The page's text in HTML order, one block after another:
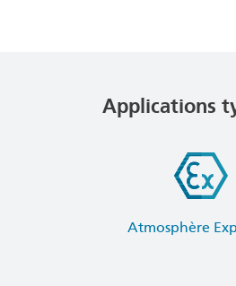
Applications
Atmosphère